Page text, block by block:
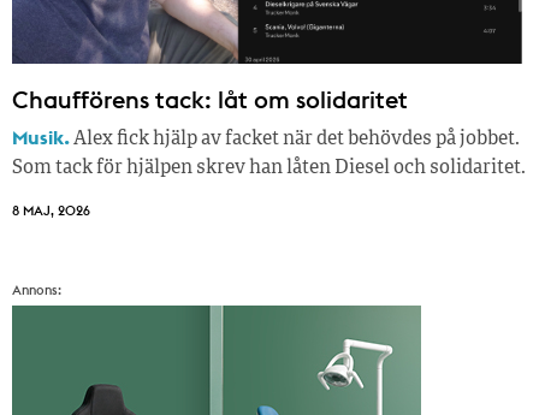
Chaufförens tack: låt om solidaritet
Musik.Alex fick hjälp av facket när det behövdes på jobbet.
Som tack för hjälpen skrev han låten Diesel och solidaritet.
8 MAJ, 2026
Annons: